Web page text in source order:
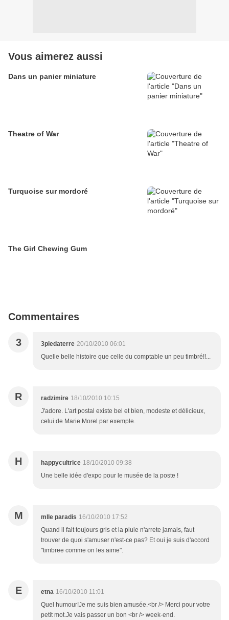
Vous aimerez aussi
Dans un panier miniature
Theatre of War
Turquoise sur mordoré
The Girl Chewing Gum
Commentaires
3 3piedaterre 20/10/2010 06:01
Quelle belle histoire que celle du comptable un peu timbré!!...
R radzimire 18/10/2010 10:15
J'adore. L'art postal existe bel et bien, modeste et délicieux,
celui de Marie Morel par exemple.
H happycultrice 18/10/2010 09:38
Une belle idée d'expo pour le musée de la poste !
M mlle paradis 16/10/2010 17:52
Quand il fait toujours gris et la pluie n'arrete jamais, faut
trouver de quoi s'amuser n'est-ce pas? Et oui je suis d'accord
"timbree comme on les aime".
E etna 16/10/2010 11:01
Quel humour!Je me suis bien amusée.<br /> Merci pour votre
petit mot.Je vais passer un bon <br /> week-end.